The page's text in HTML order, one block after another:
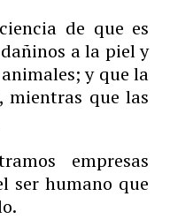
de que es
a la piel y
y que la
mientras que las
empresas
ser humano que